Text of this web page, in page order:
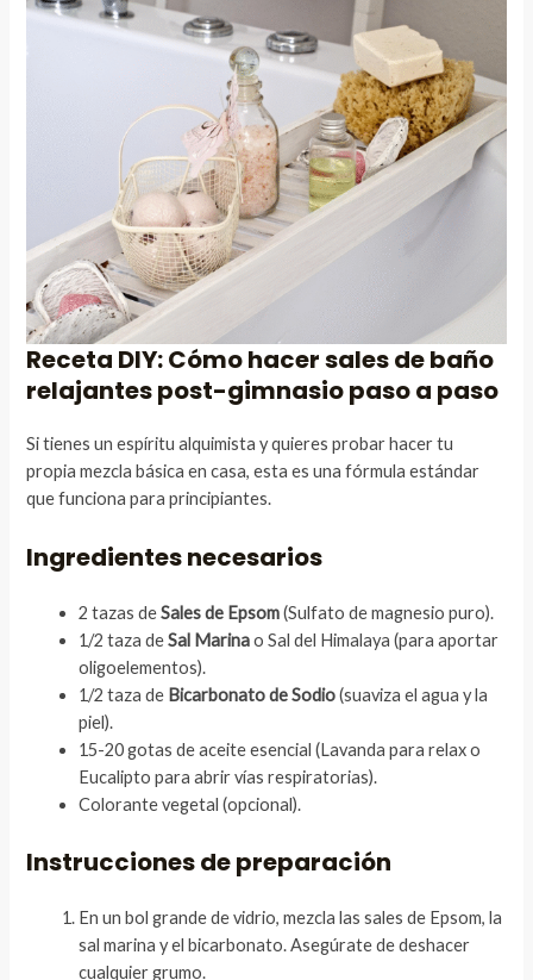
Receta DIY: Cómo hacer sales de baño
relajantes post-gimnasio paso a paso
Si tienes un espíritu alquimista y quieres probar hacer tu
propia mezcla básica en casa, esta es una fórmula estándar
que funciona para principiantes.
Ingredientes necesarios
2 tazas deSales de Epsom(Sulfato de magnesio puro).
1/2 taza deSal Marinao Sal del Himalaya (para aportar
oligoelementos).
1/2 taza de Bicarbonato de Sodio(suaviza el agua y la
piel).
15-20 gotas de aceite esencial (Lavanda para relax o
Eucalipto para abrir vías respiratorias).
Colorante vegetal (opcional).
Instrucciones de preparación
En un bol grande de vidrio, mezcla las sales de Epsom, la
sal marina y el bicarbonato. Asegúrate de deshacer
cualquier grumo.